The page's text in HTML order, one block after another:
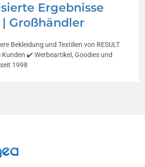
Ergebnisse
Großhändler
Bekleidung und Textilien von RESULT
✔️ Werbeartikel, Goodies und
1998